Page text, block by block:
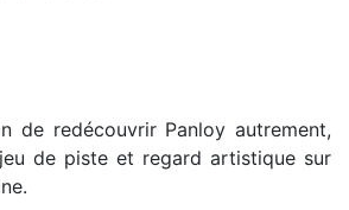
de redécouvrir Panloy autrement,
de piste et regard artistique sur